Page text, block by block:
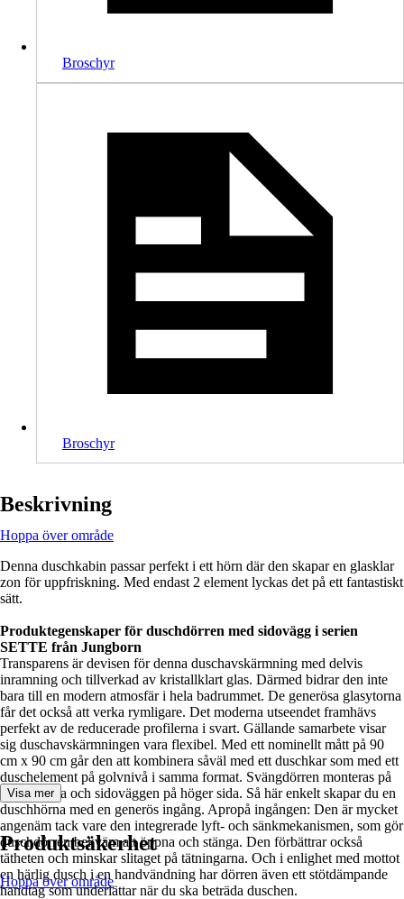
Broschyr
Broschyr
Beskrivning
Hoppa över område
Denna duschkabin passar perfekt i ett hörn där den skapar en glasklar
zon för uppfriskning. Med endast 2 element lyckas det på ett fantastiskt
sätt.
Produktegenskaper för duschdörren med sidovägg i serien
SETTE från Jungborn
Transparens är devisen för denna duschavskärmning med delvis
inramning och tillverkad av kristallklart glas. Därmed bidrar den inte
bara till en modern atmosfär i hela badrummet. De generösa glasytorna
får det också att verka rymligare. Det moderna utseendet framhävs
perfekt av de reducerade profilerna i svart. Gällande samarbete visar
sig duschavskärmningen vara flexibel. Med ett nominellt mått på 90
cm x 90 cm går den att kombinera såväl med ett duschkar som med ett
duschelement på golvnivå i samma format. Svängdörren monteras på
vänster sida och sidoväggen på höger sida. Så här enkelt skapar du en
duschhörna med en generös ingång. Apropå ingången: Den är mycket
angenäm tack vare den integrerade lyft- och sänkmekanismen, som gör
duschdörren bekväm att öppna och stänga. Den förbättrar också
tätheten och minskar slitaget på tätningarna. Och i enlighet med mottot
en härlig dusch i en handvändning har dörren även ett stötdämpande
handtag som underlättar när du ska beträda duschen.
Visa mer
Produktsäkerhet
Hoppa över område